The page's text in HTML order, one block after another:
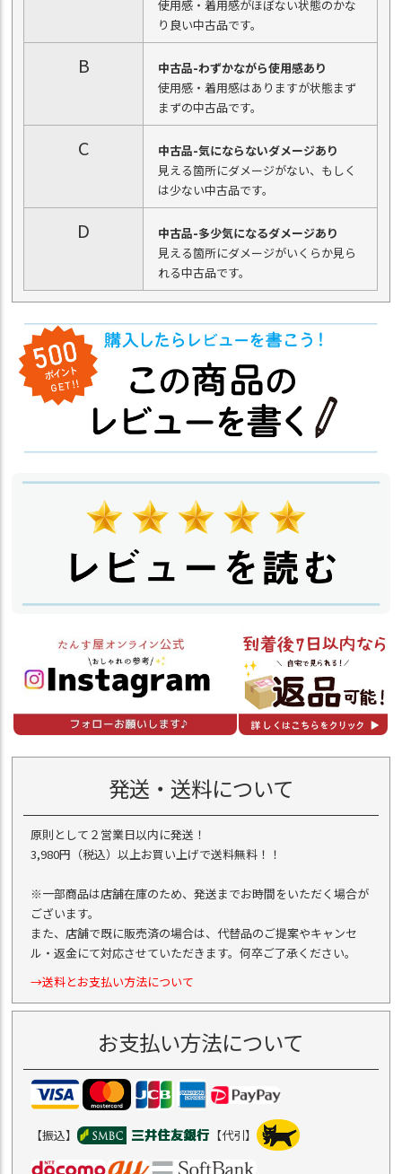
使用感・着用感がほぼない状態のかな
り良い中古品です。
B
中古品-わずかながら使用感あり
使用感・着用感はありますが状態まず
まずの中古品です。
C
中古品-気にならないダメージあり
見える箇所にダメージがない、もしく
は少ない中古品です。
D
中古品-多少気になるダメージあり
見える箇所にダメージがいくらか見ら
れる中古品です。
発送・送料について
原則として２営業日以内に発送！
3,980円（税込）以上お買い上げで送料無料！！
※一部商品は店舗在庫のため、発送までお時間をいただく場合が
ございます。
また、店舗で既に販売済の場合は、代替品のご提案やキャンセ
ル・返金にて対応させていただきます。何卒ご了承ください。
→送料とお支払い方法について
お支払い方法について
【振込】 【代引】